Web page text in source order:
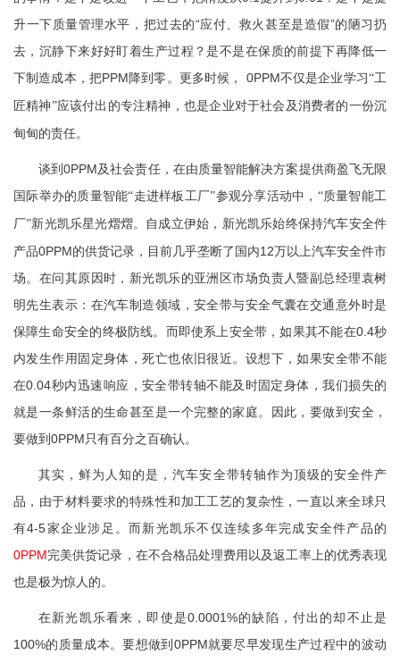
升一下质量管理水平，把过去的“应付、救火甚至是造假”的陋习扔
去，沉静下来好好盯着生产过程？是不是在保质的前提下再降低一
下制造成本，把PPM降到零。更多时候， 0PPM不仅是企业学习“工
匠精神”应该付出的专注精神，也是企业对于社会及消费者的一份沉
甸甸的责任。
谈到0PPM及社会责任，在由质量智能解决方案提供商盈飞无限
国际举办的质量智能“走进样板工厂”参观分享活动中， “质量智能工
厂”新光凯乐星光熠熠。自成立伊始，新光凯乐始终保持汽车安全件
产品0PPM的供货记录，目前几乎垄断了国内12万以上汽车安全件市
场。在问其原因时，新光凯乐的亚洲区市场负责人暨副总经理袁树
明先生表示：在汽车制造领域，安全带与安全气囊在交通意外时是
保障生命安全的终极防线。而即使系上安全带，如果其不能在0.4秒
内发生作用固定身体，死亡也依旧很近。设想下，如果安全带不能
在0.04秒内迅速响应，安全带转轴不能及时固定身体，我们损失的
就是一条鲜活的生命甚至是一个完整的家庭。因此，要做到安全，
要做到0PPM只有百分之百确认。
其实，鲜为人知的是，汽车安全带转轴作为顶级的安全件产
品，由于材料要求的特殊性和加工工艺的复杂性，一直以来全球只
有4-5家企业涉足。而新光凯乐不仅连续多年完成安全件产品的
0PPM完美供货记录，在不合格品处理费用以及返工率上的优秀表现
也是极为惊人的。
在新光凯乐看来，即使是0.0001%的缺陷，付出的却不止是
100%的质量成本。要想做到0PPM就要尽早发现生产过程中的波动